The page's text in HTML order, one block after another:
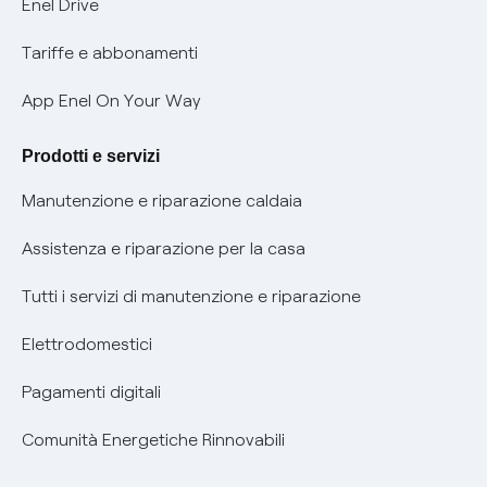
Phishing e truffe online
Verifica chi ti ha chiamato
Informativa RAEE
Enel Drive
Tariffe e abbonamenti
App Enel On Your Way
Prodotti e servizi
Manutenzione e riparazione caldaia
Assistenza e riparazione per la casa
Tutti i servizi di manutenzione e riparazione
Elettrodomestici
Pagamenti digitali
Comunità Energetiche Rinnovabili